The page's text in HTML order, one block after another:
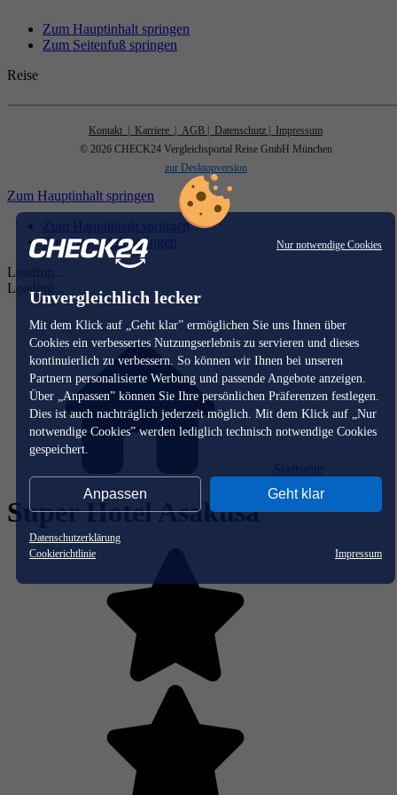
Nur notwendige Cookies
Unvergleichlich lecker
Mit dem Klick auf „Geht klar” ermöglichen Sie uns Ihnen über
Cookies ein verbessertes Nutzungserlebnis zu servieren und dieses
kontinuierlich zu verbessern. So können wir Ihnen bei unseren
Partnern personalisierte Werbung und passende Angebote anzeigen.
Über „Anpassen” können Sie Ihre persönlichen Präferenzen festlegen.
Dies ist auch nachträglich jederzeit möglich. Mit dem Klick auf „Nur
notwendige Cookies” werden lediglich technisch notwendige Cookies
gespeichert.
Anpassen Geht klar
Datenschutzerklärung
Cookierichtlinie
Impressum
Zum Hauptinhalt springen
Zum Seitenfuß springen
Reise
Kontakt | Karriere | AGB | Datenschutz
| Impressum
© 2026 CHECK24 Vergleichsportal Reise GmbH München
zur Desktopversion
Zum Hauptinhalt springen
Zum Hauptinhalt springen
Zum Seitenfuß springen
Loading...
Loading...
Super Hotel Asakusa